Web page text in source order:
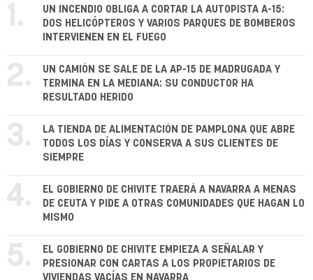
1.
UN INCENDIO OBLIGA A CORTAR LA AUTOPISTA A-15:
DOS HELICÓPTEROS Y VARIOS PARQUES DE BOMBEROS
INTERVIENEN EN EL FUEGO
2.
UN CAMIÓN SE SALE DE LA AP-15 DE MADRUGADA Y
TERMINA EN LA MEDIANA: SU CONDUCTOR HA
RESULTADO HERIDO
3.
LA TIENDA DE ALIMENTACIÓN DE PAMPLONA QUE ABRE
TODOS LOS DÍAS Y CONSERVA A SUS CLIENTES DE
SIEMPRE
4.
EL GOBIERNO DE CHIVITE TRAERÁ A NAVARRA A MENAS
DE CEUTA Y PIDE A OTRAS COMUNIDADES QUE HAGAN LO
MISMO
5.
EL GOBIERNO DE CHIVITE EMPIEZA A SEÑALAR Y
PRESIONAR CON CARTAS A LOS PROPIETARIOS DE
VIVIENDAS VACÍAS EN NAVARRA